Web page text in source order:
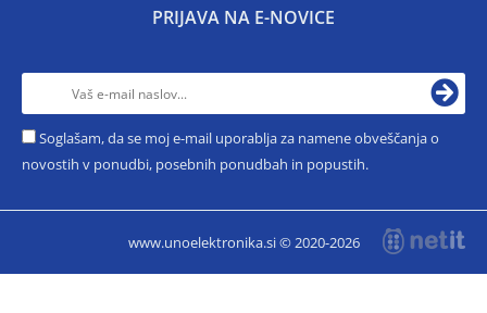
PRIJAVA NA E-NOVICE
Soglašam, da se moj e-mail uporablja za namene obveščanja o
novostih v ponudbi, posebnih ponudbah in popustih.
www.unoelektronika.si © 2020-2026